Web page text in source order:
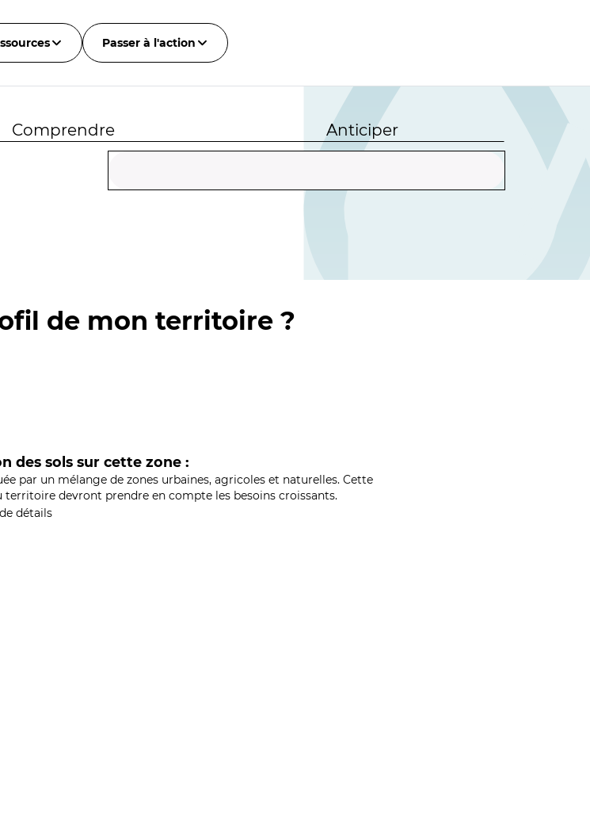
Passer à l'action
Comprendre Anticiper
de mon territoire ?
des sols sur cette zone :
par un mélange de zones urbaines, agricoles et naturelles. Cette
devront prendre en compte les besoins croissants.
détails